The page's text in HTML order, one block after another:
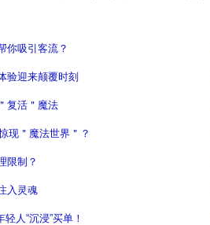
你吸引客流？
验迎来颠覆时刻
复活＂魔法
现＂魔法世界＂？
限制？
入灵魂
人“沉浸”买单！